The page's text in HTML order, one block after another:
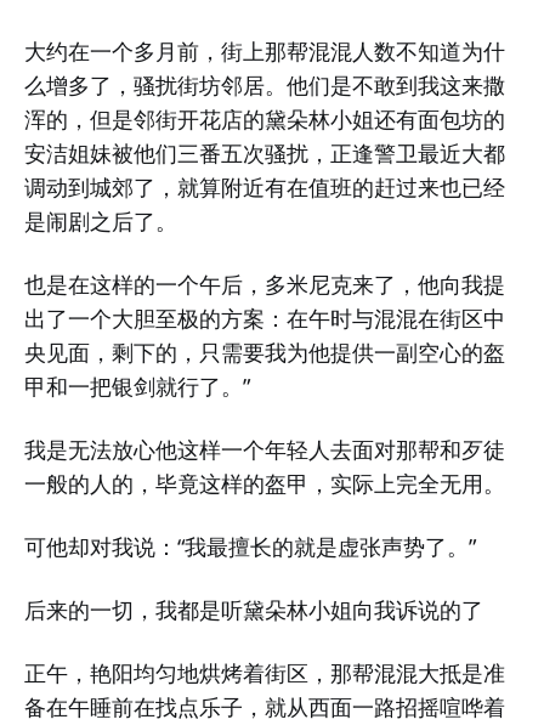
大约在一个多月前，街上那帮混混人数不知道为什
么增多了，骚扰街坊邻居。他们是不敢到我这来撒
浑的，但是邻街开花店的黛朵林小姐还有面包坊的
安洁姐妹被他们三番五次骚扰，正逢警卫最近大都
调动到城郊了，就算附近有在值班的赶过来也已经
是闹剧之后了。
也是在这样的一个午后，多米尼克来了，他向我提
出了一个大胆至极的方案：在午时与混混在街区中
央见面，剩下的，只需要我为他提供一副空心的盔
甲和一把银剑就行了。”
我是无法放心他这样一个年轻人去面对那帮和歹徒
一般的人的，毕竟这样的盔甲，实际上完全无用。
可他却对我说：“我最擅长的就是虚张声势了。”
后来的一切，我都是听黛朵林小姐向我诉说的了
正午，艳阳均匀地烘烤着街区，那帮混混大抵是准
备在午睡前在找点乐子，就从西面一路招摇喧哗着